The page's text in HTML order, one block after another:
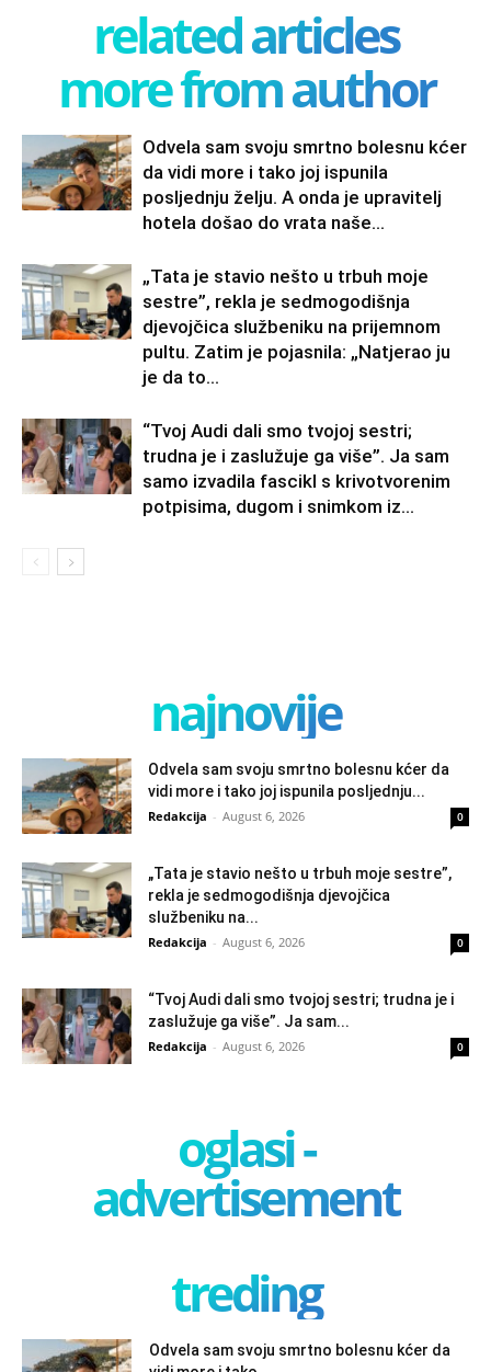
related articles
more from author
Odvela sam svoju smrtno bolesnu kćer
da vidi more i tako joj ispunila
posljednju želju. A onda je upravitelj
hotela došao do vrata naše...
„Tata je stavio nešto u trbuh moje
sestre”, rekla je sedmogodišnja
djevojčica službeniku na prijemnom
pultu. Zatim je pojasnila: „Natjerao ju
je da to...
“Tvoj Audi dali smo tvojoj sestri;
trudna je i zaslužuje ga više”. Ja sam
samo izvadila fascikl s krivotvorenim
potpisima, dugom i snimkom iz...
najnovije
Odvela sam svoju smrtno bolesnu kćer da
vidi more i tako joj ispunila posljednju...
Redakcija - August 6, 2026 0
„Tata je stavio nešto u trbuh moje sestre”,
rekla je sedmogodišnja djevojčica
službeniku na...
Redakcija - August 6, 2026 0
“Tvoj Audi dali smo tvojoj sestri; trudna je i
zaslužuje ga više”. Ja sam...
Redakcija - August 6, 2026 0
oglasi -
advertisement
treding
Odvela sam svoju smrtno bolesnu kćer da